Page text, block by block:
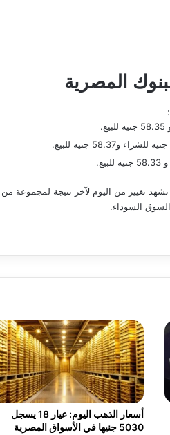
المصرية
تغيير من اليوم لآخر نتيجة لمجموعة
السوداء.
أسعار الذهب اليوم: عيار 18 يسجل
5030 جنيها في الأسواق المصرية